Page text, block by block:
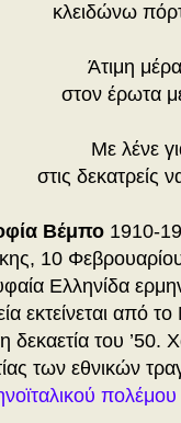
κλειδώνω
Άτιμη
στον έρωτα
Με λένε
στις δεκατρείς
Βέμπο 1910-
10
Ελληνίδα
εκτείνεται από
δεκαετία του ’50.
των εθνικών